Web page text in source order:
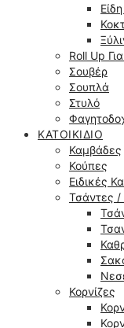
Roll Up
Σουβέρ
Σουπλά
Στυλό
ΚΑΤΟΙΚΊΔΙΟ
Καμβάδες
Κούπες
Ειδικές
Τσάντες /
Κορνίζες